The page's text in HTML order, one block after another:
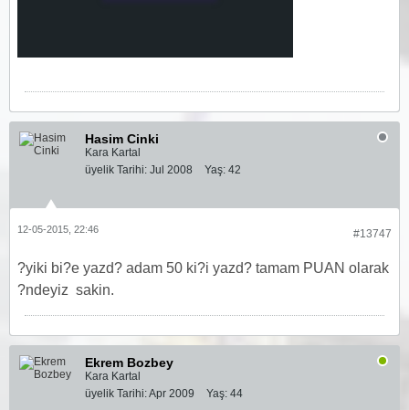
Hasim Cinki
Kara Kartal
üyelik Tarihi: Jul 2008 Yaş: 42
#13747
12-05-2015, 22:46
?yiki bi?e yazd? adam 50 ki?i yazd? tamam PUAN olarak
?ndeyiz sakin.
Ekrem Bozbey
Kara Kartal
üyelik Tarihi:Apr 2009 Yaş: 44